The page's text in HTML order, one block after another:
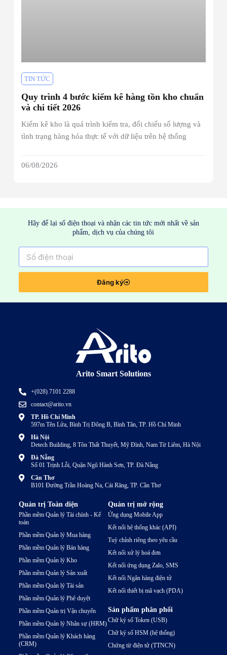
TIN TỨC
Quy trình 4 bước kiểm kê hàng tồn kho chuẩn
và chi tiết 2026
Kiểm kê kho là quá trình kiểm tra, đối chiếu số lượng và
tình trạng hàng hóa thực tế với dữ liệu trên hệ thống
06/08/2026
Hãy để lại số điện thoại và nhận các tin tức mới nhất về sản
phẩm, dịch vụ của chúng tôi
Đăng ký
Arito Smart Solutions
+(028) 7101 2288
contact@arito.vn
TP. Hồ Chí Minh
597m Tên Lửa, Bình Trị Đông B, Bình Tân, TP. Hồ Chí Minh
Hà Nội
Detech Building, 8 Tôn Thất Thuyết, Mỹ Đình, Nam Từ Liêm, Hà Nội
Đà Nẵng
Số 01 Trịnh Lỗi, Quận Ngũ Hành Sơn, TP. Đà Nẵng
Cần Thơ
B101 Đường Trần Hoàng Na, Cái Răng, TP. Cần Thơ
Quản trị Toàn diện
Phần mềm Quản lý Tài chính - Kế
toán
Phần mềm Quản lý Mua hàng
Phần mềm Quản lý Bán hàng
Phần mềm Quản lý Kho
Phần mềm Quản lý Sản xuất
Phần mềm Quản lý Tài sản
Phần mềm Quản lý Phê duyệt
Phần mềm Quản trị Vận chuyển
Phần mềm Quản lý Nhân sự (HRM)
Phần mềm Quản lý Khách hàng
(CRM)
Quản trị mở rộng
Ứng dụng Mobile App
Kết nối hệ thống khác (API)
Tuỳ chỉnh riêng theo yêu cầu
Kết nối xử lý hoá đơn
Kết nối ứng dụng Zalo, SMS
Kết nối Ngân hàng điện tử
Kết nối thiết bị mã vạch (PDA)
Sản phẩm phân phối
Chữ ký số Token (USB)
Chữ ký số HSM (hệ thống)
Chứng từ điện tử (TTNCN)